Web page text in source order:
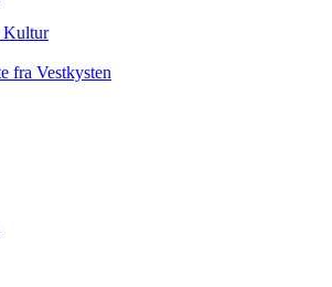
Kultur
fra Vestkysten